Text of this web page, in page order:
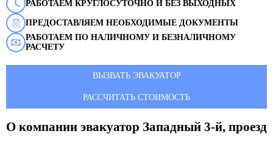
РАБОТАЕМ КРУГЛОСУТОЧНО И БЕЗ ВЫХОДНЫХ
ПРЕДОСТАВЛЯЕМ НЕОБХОДИМЫЕ ДОКУМЕНТЫ
РАБОТАЕМ ПО НАЛИЧНОМУ И БЕЗНАЛИЧНОМУ
РАСЧЕТУ
ВЫЗВАТЬ ЭВАКУАТОР
РАССЧИТАТЬ СТОИМОСТЬ
О компании эвакуатор Западный 3-й, проезд